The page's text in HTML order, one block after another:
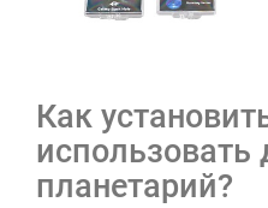
Как
планетарий?